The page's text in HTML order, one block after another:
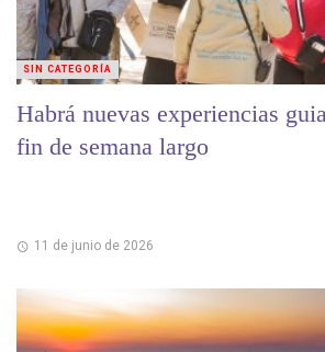
Habrá nuevas experiencias
fin de semana largo
11 de junio de 2026
SIN CATEGORÍA